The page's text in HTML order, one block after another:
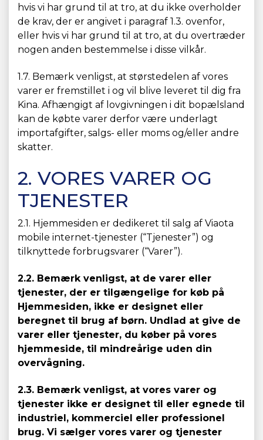
hvis vi har grund til at tro, at du ikke overholder
de krav, der er angivet i paragraf 1.3. ovenfor,
eller hvis vi har grund til at tro, at du overtræder
nogen anden bestemmelse i disse vilkår.
1.7. Bemærk venligst, at størstedelen af vores
varer er fremstillet i og vil blive leveret til dig fra
Kina. Afhængigt af lovgivningen i dit bopælsland
kan de købte varer derfor være underlagt
importafgifter, salgs- eller moms og/eller andre
skatter.
2. VORES VARER OG
TJENESTER
2.1. Hjemmesiden er dedikeret til salg af Viaota
mobile internet-tjenester (“Tjenester”) og
tilknyttede forbrugsvarer (“Varer”).
2.2. Bemærk venligst, at de varer eller
tjenester, der er tilgængelige for køb på
Hjemmesiden, ikke er designet eller
beregnet til brug af børn. Undlad at give de
varer eller tjenester, du køber på vores
hjemmeside, til mindreårige uden din
overvågning.
2.3. Bemærk venligst, at vores varer og
tjenester ikke er designet til eller egnede til
industriel, kommerciel eller professionel
brug. Vi sælger vores varer og tjenester